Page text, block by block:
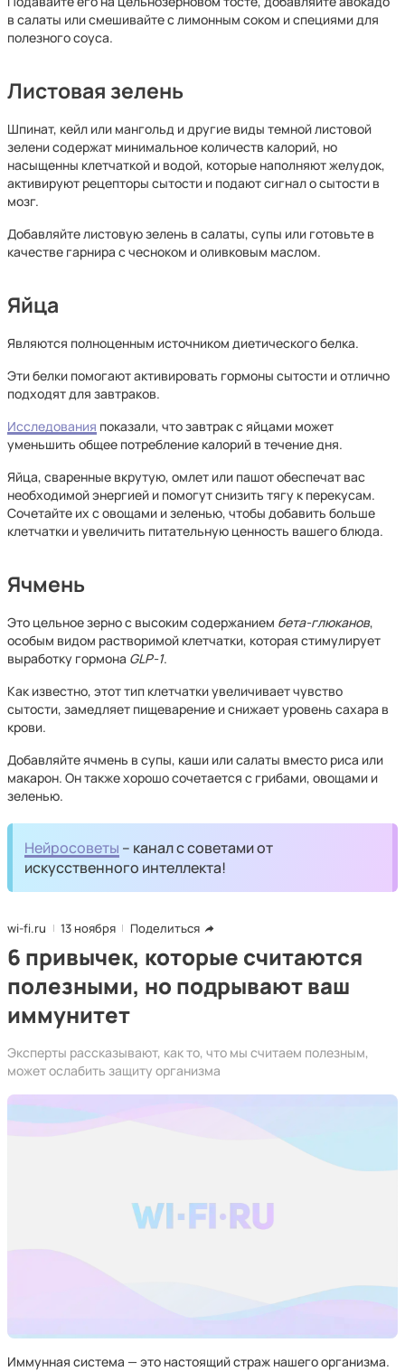
в салаты или смешивайте с лимонным соком и специями для
полезного соуса.
Листовая зелень
Шпинат, кейл или мангольд и другие виды темной листовой
зелени содержат минимальное количеств калорий, но
насыщенны клетчаткой и водой, которые наполняют желудок,
активируют рецепторы сытости и подают сигнал о сытости в
мозг.
Добавляйте листовую зелень в салаты, супы или готовьте в
качестве гарнира с чесноком и оливковым маслом.
Яйца
Являются полноценным источником диетического белка.
Эти белки помогают активировать гормоны сытости и отлично
подходят для завтраков.
Исследования показали, что завтрак с яйцами может
уменьшить общее потребление калорий в течение дня.
Яйца, сваренные вкрутую, омлет или пашот обеспечат вас
необходимой энергией и помогут снизить тягу к перекусам.
Сочетайте их с овощами и зеленью, чтобы добавить больше
клетчатки и увеличить питательную ценность вашего блюда.
Ячмень
Это цельное зерно с высоким содержанием бета-глюканов,
особым видом растворимой клетчатки, которая стимулирует
выработку гормона GLP-1.
Как известно, этот тип клетчатки увеличивает чувство
сытости, замедляет пищеварение и снижает уровень сахара в
крови.
Добавляйте ячмень в супы, каши или салаты вместо риса или
макарон. Он также хорошо сочетается с грибами, овощами и
зеленью.
Нейросоветы – канал с советами от
искусственного интеллекта!
wi-fi.ru 13 ноября Поделиться
6 привычек, которые считаются
полезными, но подрывают ваш
иммунитет
Эксперты рассказывают, как то, что мы считаем полезным,
может ослабить защиту организма
Иммунная система — это настоящий страж нашего организма.